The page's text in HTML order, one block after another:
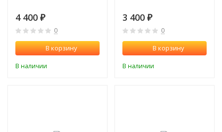
4 400 ₽
0
В корзину
В наличии
3 400 ₽
0
В корзину
В наличии